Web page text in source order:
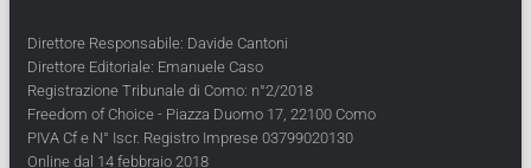
Direttore Responsabile: Davide Cantoni
Direttore Editoriale: Emanuele Caso
Registrazione Tribunale di Como: n°2/2018
Freedom of Choice - Piazza Duomo 17, 22100 Como
PIVA Cf e N° Iscr. Registro Imprese 03799020130
Online dal 14 febbraio 2018